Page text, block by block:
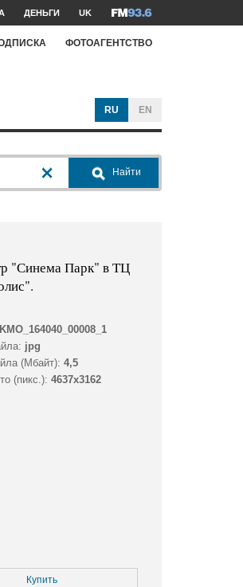
ДЕНЬГИ UK
ФОТОАГЕНТСТВО
RU EN
Найти
"Синема Парк" в ТЦ
KMO_164040_00008_1
jpg
(Мбайт): 4,5
(пикс.): 4637x3162
Купить